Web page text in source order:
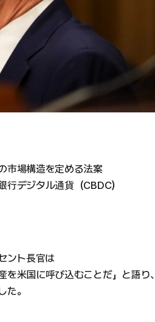
市場構造を定める法案
行デジタル通貨（CBDC）
ント長官は
を米国に呼び込むことだ」と語り、
た。